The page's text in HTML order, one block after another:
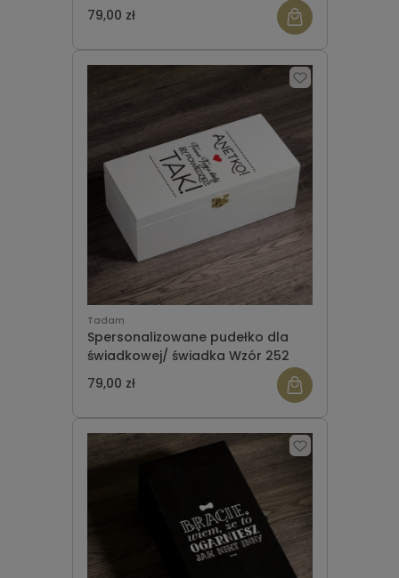
79,00 zł
Tadam
Spersonalizowane pudełko dla
świadkowej/ świadka Wzór 252
79,00 zł